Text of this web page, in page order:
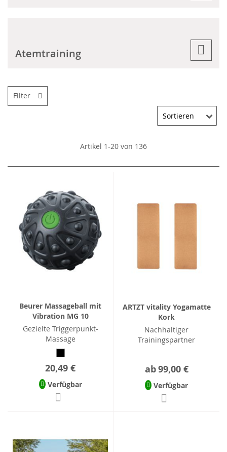
Atemtraining
Artikel 1-20 von 136
Beurer Massageball mit
Vibration MG 10
Gezielte Triggerpunkt-
Massage
20,49 €
Verfügbar
ARTZT vitality Yogamatte
Kork
Nachhaltiger
Trainingspartner
ab99,00 €
Verfügbar
Filter